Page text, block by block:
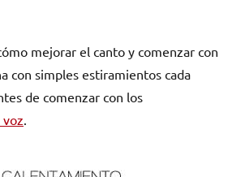
mejorar el canto y comenzar con
con simples estiramientos cada
de comenzar con los
.